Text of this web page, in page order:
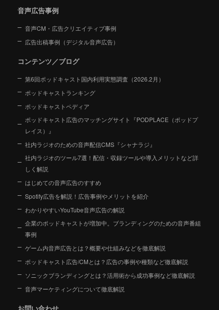
音声広告事例
音声CM・広告クリエイティブ事例
広告出稿事例（デジタル音声広告）
コンテンツ／ブログ
第6回ポッドキャスト国内利用実態調査（2026.2月）
ポッドキャストランキング
ポッドキャストペディア
ポッドキャスト広告のマッチングサイト『PODPLACE（ポッドプ
レイス）』
社内ラジオのための音声配信CMS『シャナラジ』
社内ラジオのツール7選！配信・収録ツールや導入メリットなど詳
しく解説
はじめての音声広告のすすめ
Spotify広告を解説！広告事例やメリットを紹介
わかりやすいYouTube音声広告の解説
企業のポッドキャストが増加中。ブランディングのための音声番組
事例
ゲーム内音声広告とは？概要や仕組みなどを徹底解説
ポッドキャスト広告/CMとは？広告の事例や種類など徹底解説
ソニックブランディングとは？活用術から成功事例など徹底解説
音声マーケティングについて徹底解説
お問い合わせ